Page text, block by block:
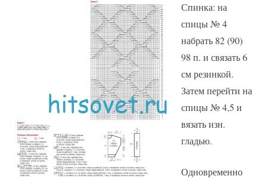
Спинка: на
спицы № 4
набрать 82 (90)
98 п. и связать 6
см резинкой.
Затем перейти на
спицы № 4,5 и
вязать изн.
гладью.
Одновременно